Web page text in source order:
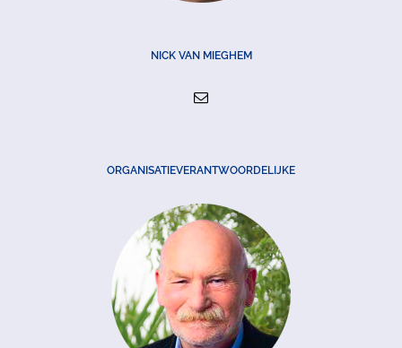
NICK VAN MIEGHEM
ORGANISATIEVERANTWOORDELIJKE